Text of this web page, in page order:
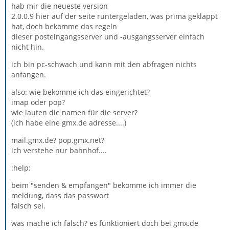
hab mir die neueste version
2.0.0.9 hier auf der seite runtergeladen, was prima geklappt
hat, doch bekomme das regeln
dieser posteingangsserver und -ausgangsserver einfach
nicht hin.
ich bin pc-schwach und kann mit den abfragen nichts
anfangen.
also: wie bekomme ich das eingerichtet?
imap oder pop?
wie lauten die namen für die server?
(ich habe eine gmx.de adresse....)
mail.gmx.de? pop.gmx.net?
ich verstehe nur bahnhof....
:help:
beim "senden & empfangen" bekomme ich immer die
meldung, dass das passwort
falsch sei.
was mache ich falsch? es funktioniert doch bei gmx.de